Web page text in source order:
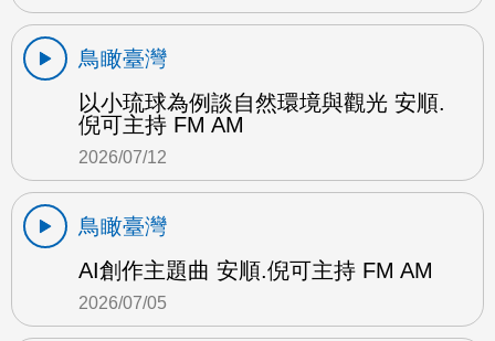
鳥瞰臺灣
以小琉球為例談自然環境與觀光 安順.
倪可主持 FM AM
2026/07/12
鳥瞰臺灣
AI創作主題曲 安順.倪可主持 FM AM
2026/07/05